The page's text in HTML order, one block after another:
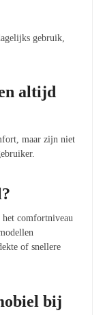
gebruik,
altijd
maar zijn niet
het comfortniveau
of snellere
bij